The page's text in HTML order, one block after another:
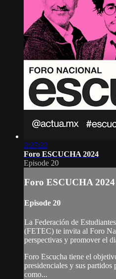
2:27:22
Foro ESCUCHA 2024
Episode 20
Foro ESCUCHA 2024
Episode 20
La Federación de
(FETEC) te invita al Foro
perspectivas y promover el
Foro Escucha tiene el
presidenciales y sus partidos
como...